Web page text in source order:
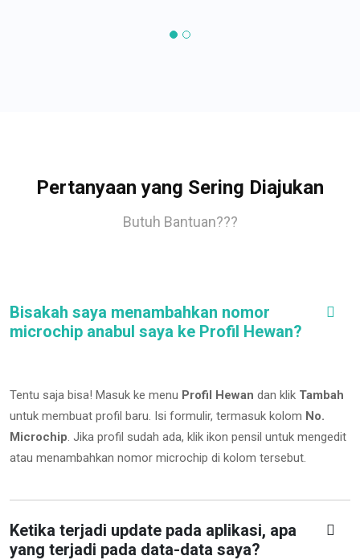
Pertanyaan yang Sering Diajukan
Butuh Bantuan???
Bisakah saya menambahkan nomor
microchip anabul saya ke Profil Hewan?
Tentu saja bisa! Masuk ke menu Profil Hewan dan klik Tambah
untuk membuat profil baru. Isi formulir, termasuk kolom No.
Microchip. Jika profil sudah ada, klik ikon pensil untuk mengedit
atau menambahkan nomor microchip di kolom tersebut.
Ketika terjadi update pada aplikasi, apa
yang terjadi pada data-data saya?